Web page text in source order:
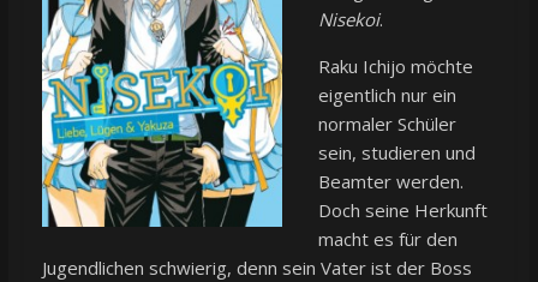
Nisekoi.
Raku Ichijo möchte
eigentlich nur ein
normaler Schüler
sein, studieren und
Beamter werden.
Doch seine Herkunft
macht es für den
Jugendlichen schwierig, denn sein Vater ist der Boss